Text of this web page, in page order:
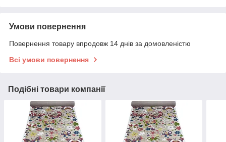
Умови повернення
Повернення товару впродовж 14 днів за домовленістю
Всі умови повернення
Подібні товари компанії